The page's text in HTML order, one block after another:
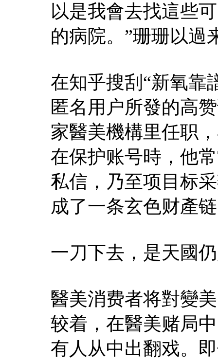
以是我會去找這些
的病院。”珊珊以過
在知乎搜刮“新氧靠
匿名用户所發的高
家醫美機構里任职
在保护账号時，他
私信，乃至项目标
成了一条玄色财產
一刀下去，是天國
醫美消费者将對變
较着，在醫美赌局
有人从中出翻戏。